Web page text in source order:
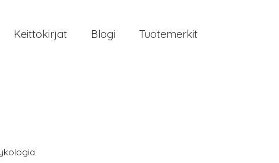
Keittokirjat Blogi Tuotemerkit